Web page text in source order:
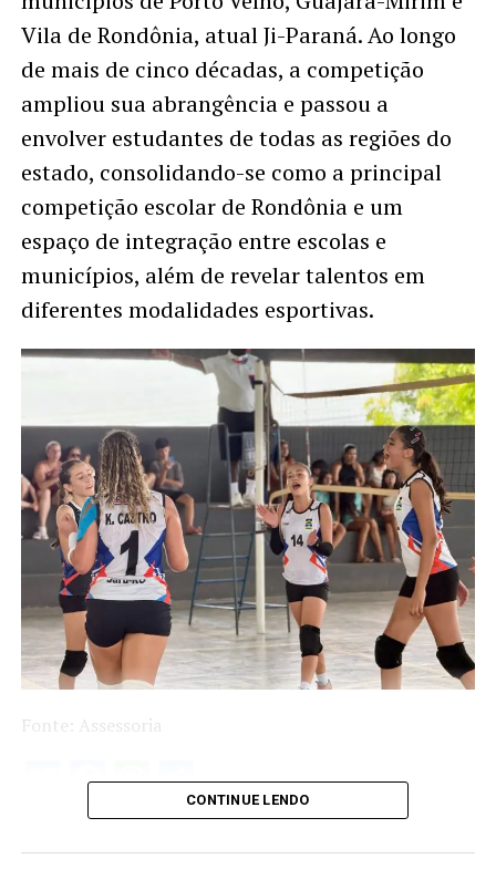
Vila de Rondônia, atual Ji-Paraná. Ao longo
de mais de cinco décadas, a competição
ampliou sua abrangência e passou a
envolver estudantes de todas as regiões do
estado, consolidando-se como a principal
competição escolar de Rondônia e um
espaço de integração entre escolas e
municípios, além de revelar talentos em
diferentes modalidades esportivas.
Fonte: Assessoria
Twitter
Facebook
WhatsApp
Share
CONTINUE LENDO